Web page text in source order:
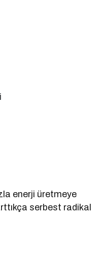
enerji üretmeye
serbest radikal